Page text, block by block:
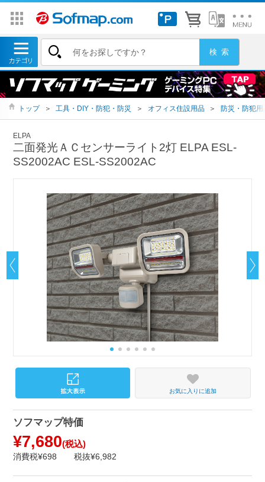
トップ ＞ 工具・DIY・防犯・防災 ＞ オフィス住設用品 ＞ 防災・防犯用
ELPA
二面発光ＡＣセンサーライト2灯 ELPA ESL-
SS2002AC ESL-SS2002AC
お気に入りに追加
ソフマップ特価
¥7,680(税込)
消費税¥698 税抜¥6,982